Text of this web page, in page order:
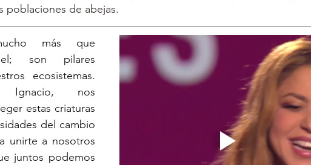
poblaciones de abejas.
más que
son pilares
ecosistemas.
nos
estas criaturas
del cambio
unirte a nosotros
juntos podemos